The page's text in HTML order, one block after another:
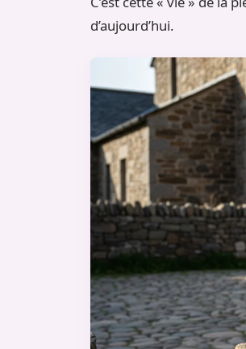
d’aujourd’hui.